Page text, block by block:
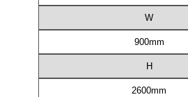
W
900mm
H
2600mm